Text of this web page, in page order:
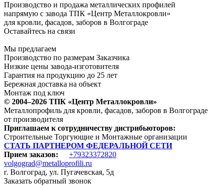
Производство и продажа металлических профилей
напрямую с завода ТПК «Центр Металлокровли»
для кровли, фасадов, заборов в Волгограде
Оставайтесь на связи
Мы предлагаем
Производство по размерам Заказчика
Низкие цены завода-изготовителя
Гарантия на продукцию до 25 лет
Бережная доставка на объект
Монтаж под ключ
© 2004–2026 ТПК «Центр Металлокровли»
Металлопрофиль для кровли, фасадов, заборов в Волгограде
от производителя
Приглашаем к сотрудничеству дистрибьюторов:
Строительные Торгующие и Монтажные организации
СТАТЬ ПАРТНЕРОМ ФЕДЕРАЛЬНОЙ СЕТИ
Прием заказов:
+79323372820
volgograd@metalloprofili.ru
г. Волгоград, ул. Пугачевская, 5д
Заказать обратный звонок